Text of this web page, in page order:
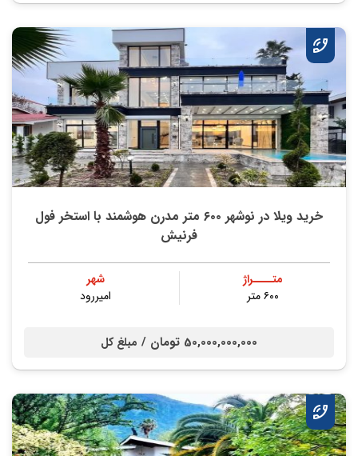
خرید ویلا در نوشهر ۶۰۰ متر مدرن هوشمند با استخر فول
فرنیش
متــــراژ
۶۰۰ متر
شهر
امیررود
50,000,000,000 تومان / مبلغ کل